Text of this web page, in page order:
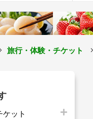
旅行・体験・チケット
ケット